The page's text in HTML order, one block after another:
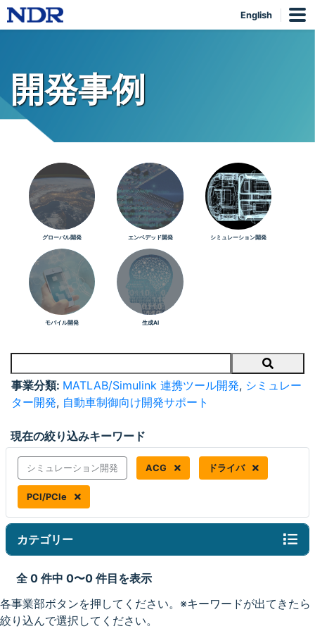
English
開発事例
グローバル開発 エンベデッド開発 シミュレーション開発
モバイル開発 生成AI
Search
事業分類: MATLAB/Simulink 連携ツール開発, シミュレー
ター開発, 自動車制御向け開発サポート
現在の絞り込みキーワード
シミュレーション開発 ACG ドライバ
PCI/PCIe
カテゴリー
全 0 件中 0〜0 件目を表示
各事業部ボタンを押してください。※キーワードが出てきたら
絞り込んで選択してください。